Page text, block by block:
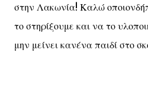
στην Λακωνία! Καλώ
το στηρίξουμε και να το
μην μείνει κανένα παιδί στο